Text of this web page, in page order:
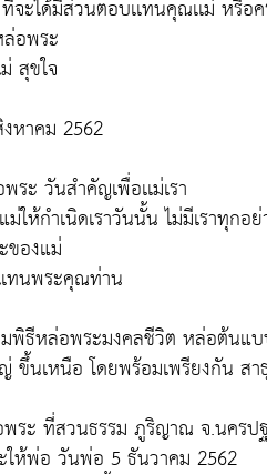
ะได้มีส่วนตอบเเทนคุณเเม่ หรือ
อพระ
สุขใจ
หาคม 2562
ระ วันสำคัญเพื่อเเม่เรา
ม่ให้กำเนิดเราวันนั้น ไม่มีเราทุกอ
ของแม่
ทนพระคุณท่าน
พิธีหล่อพระมงคลชีวิต หล่อต้นแ
ขึ้นเหนือ โดยพร้อมเพรียงกัน สา
ระ ที่สวนธรรม ภูริญาณ จ.นครป
ให้พ่อ วันพ่อ 5 ธันวาคม 2562